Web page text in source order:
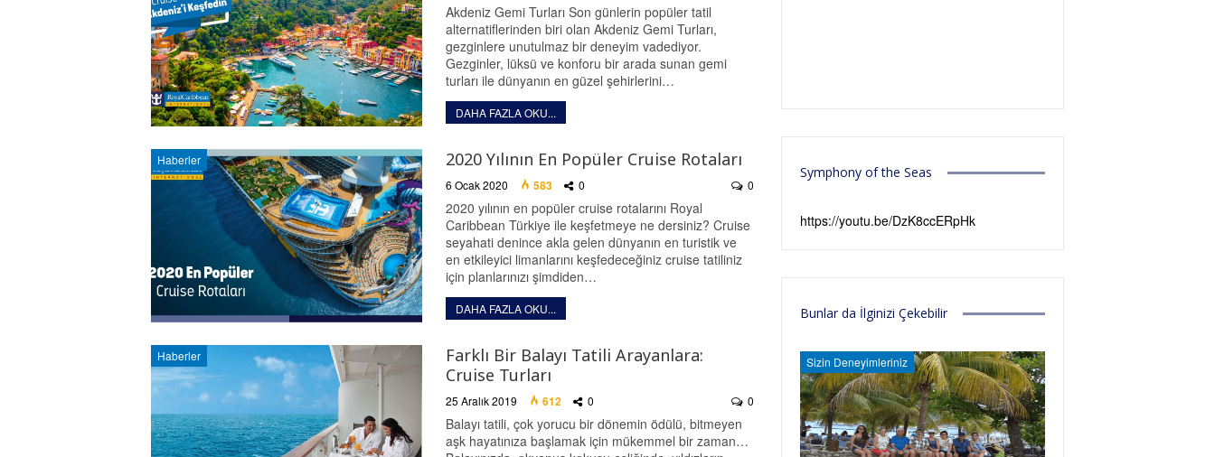
Akdeniz Gemi Turları Son günlerin popüler tatil
alternatiflerinden biri olan Akdeniz Gemi Turları,
gezginlere unutulmaz bir deneyim vadediyor.
Gezginler, lüksü ve konforu bir arada sunan gemi
turları ile dünyanın en güzel şehirlerini…
DAHA FAZLA OKU...
Haberler 2020 Yılının En Popüler Cruise Rotaları
6 Ocak 2020 583 0 0
2020 yılının en popüler cruise rotalarını Royal
Caribbean Türkiye ile keşfetmeye ne dersiniz? Cruise
seyahati denince akla gelen dünyanın en turistik ve
en etkileyici limanlarını keşfedeceğiniz cruise tatiliniz
için planlarınızı şimdiden…
DAHA FAZLA OKU...
Haberler
Farklı Bir Balayı Tatili Arayanlara:
Cruise Turları
25 Aralık 2019 612 0 0
Balayı tatili, çok yorucu bir dönemin ödülü, bitmeyen
aşk hayatınıza başlamak için mükemmel bir zaman…
Symphony of the Seas
https://youtu.be/DzK8ccERpHk
Bunlar da İlginizi Çekebilir
Sizin Deneyimleriniz